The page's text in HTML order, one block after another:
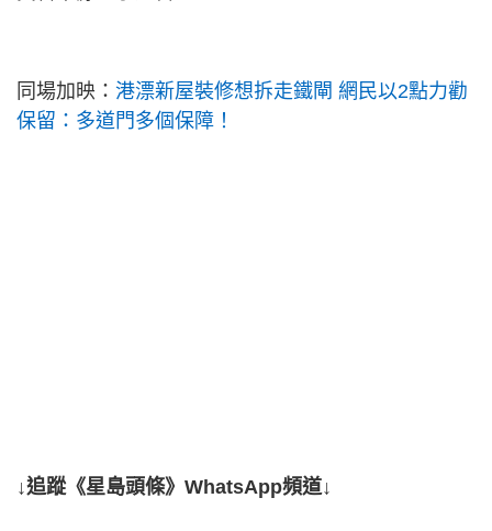
同場加映： 港漂新屋裝修想拆走鐵閘 網民以2點力勸
保留：多道門多個保障！
↓追蹤《星島頭條》WhatsApp頻道↓